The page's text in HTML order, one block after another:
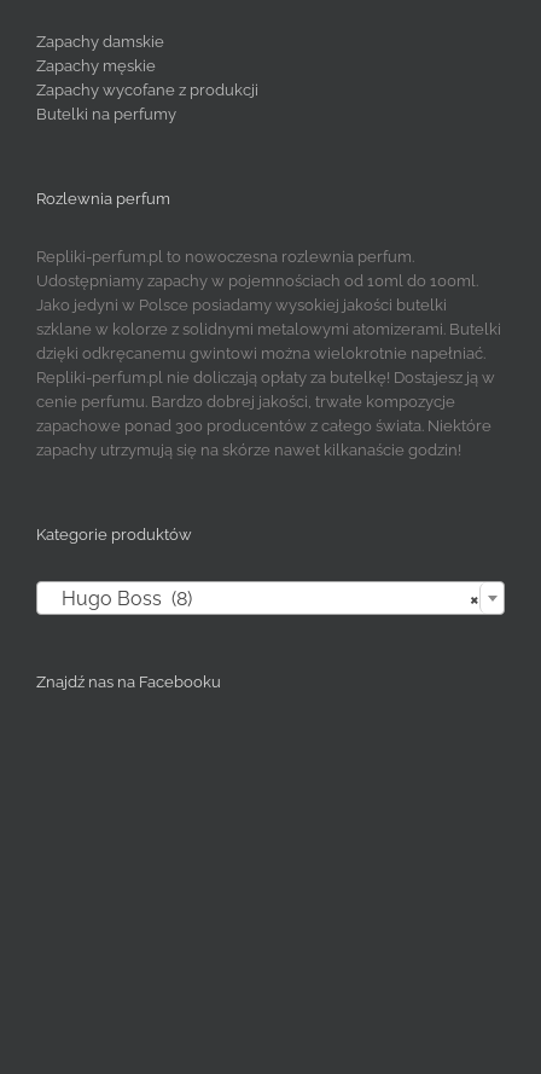
Zapachy damskie
Zapachy męskie
Zapachy wycofane z produkcji
Butelki na perfumy
Rozlewnia perfum
Repliki-perfum.pl to nowoczesna rozlewnia perfum.
Udostępniamy zapachy w pojemnościach od 10ml do 100ml.
Jako jedyni w Polsce posiadamy wysokiej jakości butelki
szklane w kolorze z solidnymi metalowymi atomizerami. Butelki
dzięki odkręcanemu gwintowi można wielokrotnie napełniać.
Repliki-perfum.pl nie doliczają opłaty za butelkę! Dostajesz ją w
cenie perfumu. Bardzo dobrej jakości, trwałe kompozycje
zapachowe ponad 300 producentów z całego świata. Niektóre
zapachy utrzymują się na skórze nawet kilkanaście godzin!
Kategorie produktów
×
Hugo Boss (8)
Znajdź nas na Facebooku